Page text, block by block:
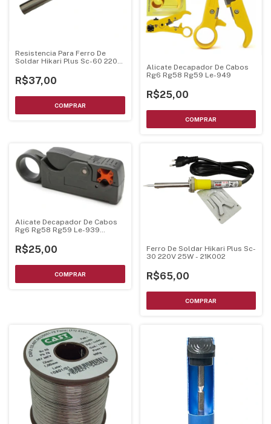
Resistencia Para Ferro De
Soldar Hikari Plus Sc-60 220V
R$37,00
Alicate Decapador De Cabos
Rg6 Rg58 Rg59 Le-949
R$25,00
Alicate Decapador De Cabos
Rg6 Rg58 Rg59 Le-939
R$25,00
Ferro De Soldar Hikari Plus Sc-
30 220V 25W - 21K002
R$65,00